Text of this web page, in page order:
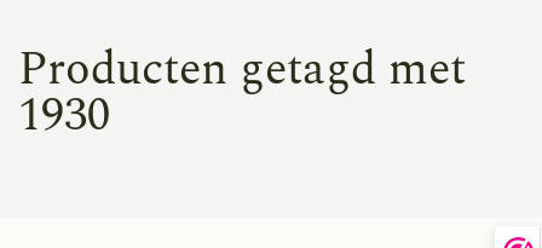
Producten getagd met
1930